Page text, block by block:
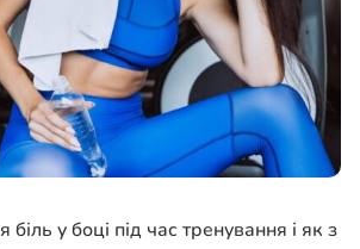
у боці під час тренування і як з